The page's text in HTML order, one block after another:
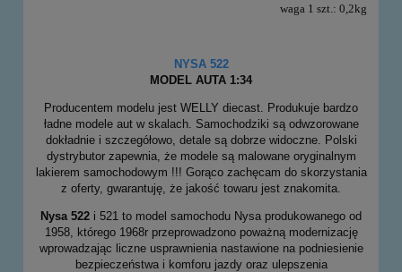
waga 1 szt.: 0,2kg
NYSA 522
MODEL AUTA 1:34
Producentem modelu jest WELLY diecast. Produkuje bardzo
ładne modele aut w skalach. Samochodziki są odwzorowane
dokładnie i szczegółowo, detale są dobrze widoczne. Polski
dystrybutor zapewnia, że modele są malowane oryginalnym
lakierem samochodowym !!! Gorąco zachęcam do skorzystania
z oferty, gwarantuję, że jakość towaru jest znakomita.
Nysa 522 i 521 to model samochodu Nysa produkowanego od
1958, którego 1968r przeprowadzono poważną modernizację
wprowadzając liczne usprawnienia nastawione na podniesienie
bezpieczeństwa i komforu jazdy oraz ulepszenia